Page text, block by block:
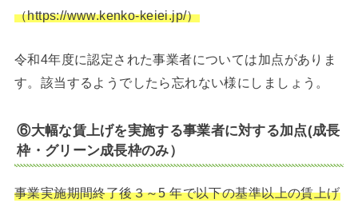
（https://www.kenko-keiei.jp/）
令和4年度に認定された事業者については加点がありま
す。該当するようでしたら忘れない様にしましょう。
⑥大幅な賃上げを実施する事業者に対する加点(成長
枠・グリーン成長枠のみ）
事業実施期間終了後３～5 年で以下の基準以上の賃上げ